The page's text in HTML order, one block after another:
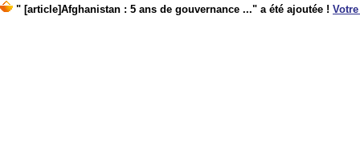
" [article]Afghanistan : 5 ans de gouvernance ..." a été ajoutée !